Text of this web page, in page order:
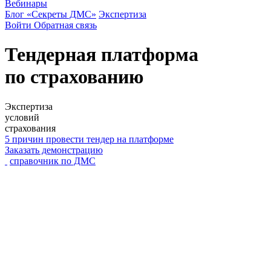
Вебинары
Блог «Секреты ДМС» Экспертиза
Войти Обратная связь
Тендерная платформа
по страхованию
Экспертиза
условий
страхования
5 причин провести тендер на платформе
Заказать демонстрацию
справочник по ДМС